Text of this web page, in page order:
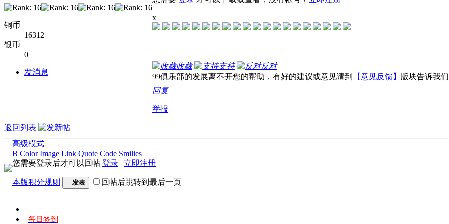
铜币
16312
银币
0
发消息
x
收藏 支持
反对
99俱乐部的发展离不开您的帮助，有好的建议或意见请到
【意见反馈】 版块告诉我
回复
举报
返回列表
高级模式
B Color Image Link Quote Code Smilies
您需要登录后才可以回帖 登录 | 立即注册
本版积分规则 发表 回帖后跳转到最后一页
每日签到